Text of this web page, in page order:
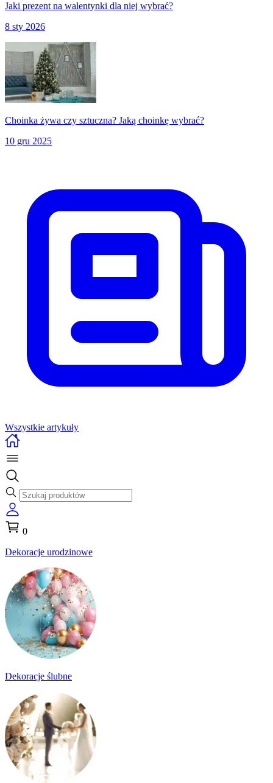
Jaki prezent na walentynki dla niej wybrać?
8 sty 2026
Choinka żywa czy sztuczna? Jaką choinkę wybrać?
10 gru 2025
Wszystkie artykuły
0
Dekoracje urodzinowe
Dekoracje ślubne